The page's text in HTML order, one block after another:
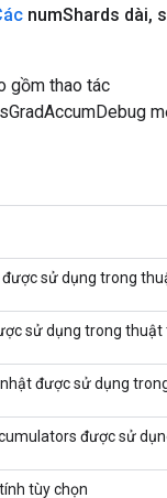
numShards dài,
gồm thao tác
sử dụng trong
sử dụng trong
được sử dụng
được sử
tùy chọn